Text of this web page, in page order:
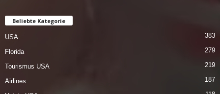
Beliebte Kategorie
USA 383
Florida 279
Tourismus USA 219
Airlines 187